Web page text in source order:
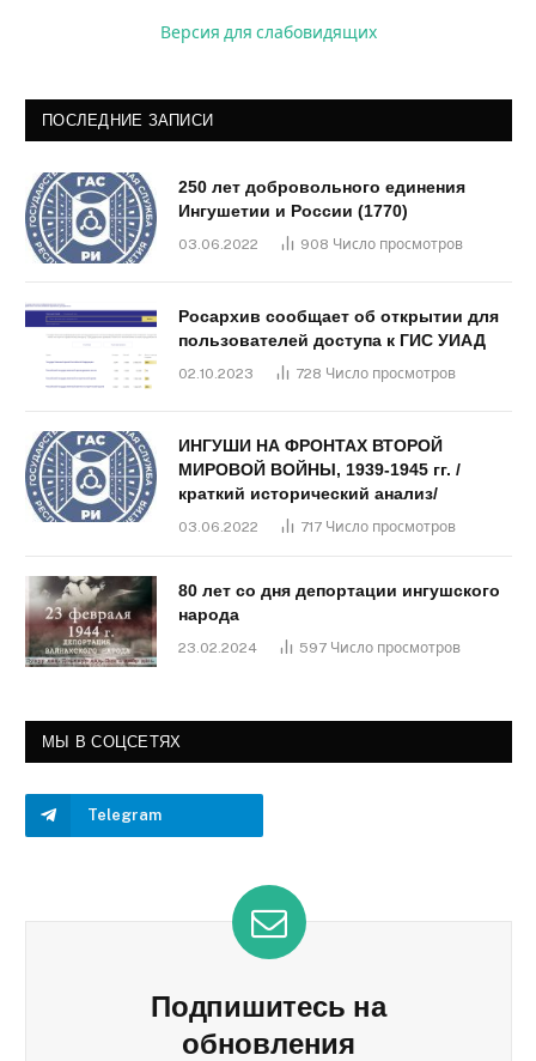
Версия для слабовидящих
ПОСЛЕДНИЕ ЗАПИСИ
250 лет добровольного единения
Ингушетии и России (1770)
03.06.2022 908 Число просмотров
Росархив сообщает об открытии для
пользователей доступа к ГИС УИАД
02.10.2023 728 Число просмотров
ИНГУШИ НА ФРОНТАХ ВТОРОЙ
МИРОВОЙ ВОЙНЫ, 1939-1945 гг. /
краткий исторический анализ/
03.06.2022 717 Число просмотров
80 лет со дня депортации ингушского
народа
23.02.2024 597 Число просмотров
МЫ В СОЦСЕТЯХ
Telegram
Подпишитесь на
обновления